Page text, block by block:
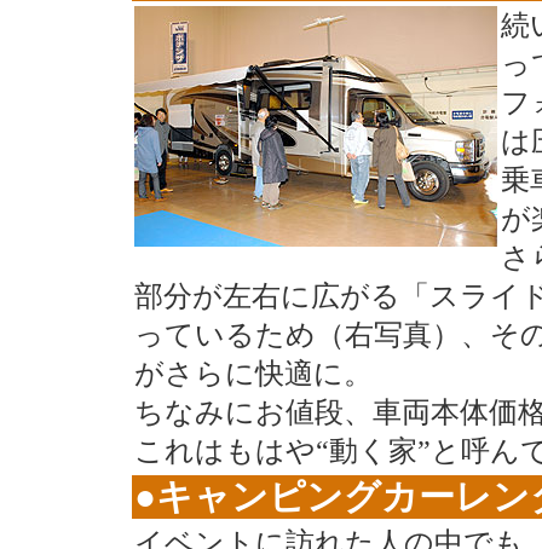
続
っ
フ
は
乗
が
さ
部分が左右に広がる「スライ
っているため（右写真）、そ
がさらに快適に。
ちなみにお値段、車両本体価
これはもはや“動く家”と呼ん
●キャンピングカーレン
イベントに訪れた人の中でも